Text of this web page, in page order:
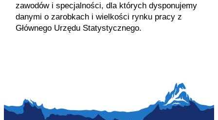
zawodów i specjalności, dla których dysponujemy
danymi o zarobkach i wielkości rynku pracy z
Głównego Urzędu Statystycznego.